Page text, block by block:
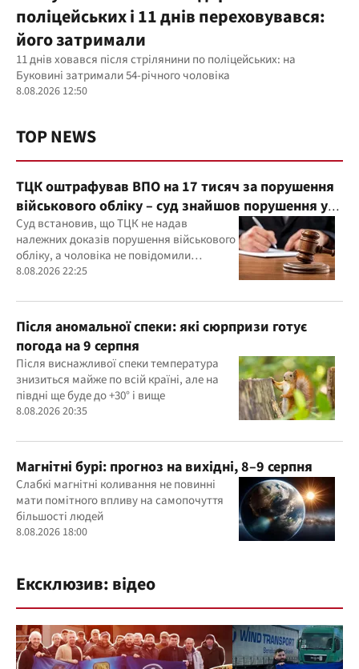
поліцейських і 11 днів переховувався:
його затримали
11 днів ховався після стрілянини по поліцейських: на
Буковині затримали 54-річного чоловіка
8.08.2026 12:50
TOP NEWS
ТЦК оштрафував ВПО на 17 тисяч за порушення
військового обліку – суд знайшов порушення у
діях ТЦК
Суд встановив, що ТЦК не надав
належних доказів порушення військового
обліку, а чоловіка не повідомили
належним чином про дату та місце
8.08.2026 22:25
Після аномальної спеки: які сюрпризи готує
погода на 9 серпня
Після виснажливої спеки температура
знизиться майже по всій країні, але на
півдні ще буде до +30° і вище
8.08.2026 20:35
Магнітні бурі: прогноз на вихідні, 8–9 серпня
Слабкі магнітні коливання не повинні
мати помітного впливу на самопочуття
більшості людей
8.08.2026 18:00
Ексклюзив: відео